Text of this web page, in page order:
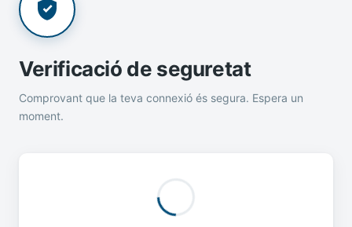
Verificació de seguretat
Comprovant que la teva connexió és segura. Espera un
moment.